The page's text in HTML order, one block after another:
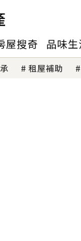
屋搜奇 品味生
租屋補助